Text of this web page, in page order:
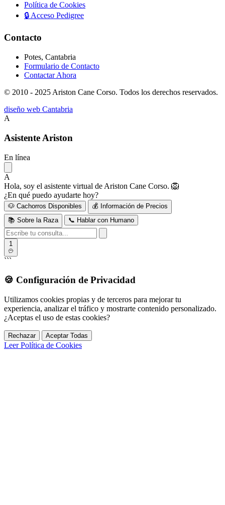
Política de Cookies
🔒 Acceso Pedigree
Contacto
Potes, Cantabria
Formulario de Contacto
Contactar Ahora
© 2010 - 2025 Ariston Cane Corso. Todos los derechos reservados.
diseño web Cantabria
A
Asistente Ariston
En línea
A
Hola, soy el asistente virtual de Ariston Cane Corso. 🦁
¿En qué puedo ayudarte hoy?
🐶 Cachorros Disponibles
💰 Información de Precios
📚 Sobre la Raza
📞 Hablar con Humano
1
```
🍪 Configuración de Privacidad
Utilizamos cookies propias y de terceros para mejorar tu
experiencia, analizar el tráfico y mostrarte contenido personalizado.
¿Aceptas el uso de estas cookies?
Rechazar Aceptar Todas
Leer Política de Cookies